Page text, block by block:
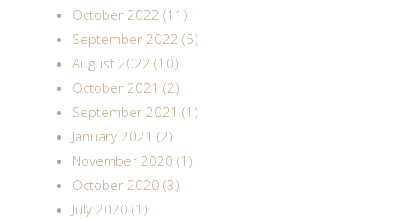
October 2022 (11)
September 2022 (5)
August 2022 (10)
October 2021 (2)
September 2021 (1)
January 2021 (2)
November 2020 (1)
October 2020 (3)
July 2020 (1)